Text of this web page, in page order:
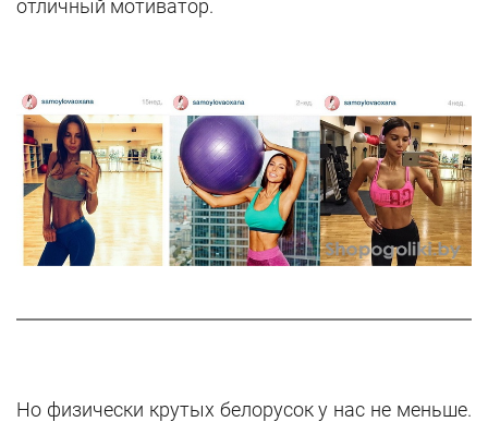
отличный мотиватор.
Но физически крутых белорусок у нас не меньше.